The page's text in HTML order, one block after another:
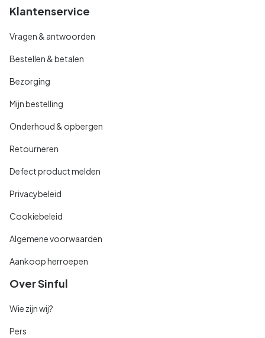
Klantenservice
Vragen & antwoorden
Bestellen & betalen
Bezorging
Mijn bestelling
Onderhoud & opbergen
Retourneren
Defect product melden
Privacybeleid
Cookiebeleid
Algemene voorwaarden
Aankoop herroepen
Over Sinful
Wie zijn wij?
Pers